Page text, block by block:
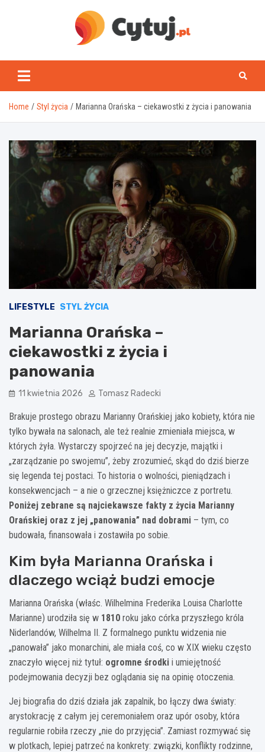
www.cytuj.pl
Home Styl życia Marianna Orańska – ciekawostki z życia i panowania
LIFESTYLE STYL ŻYCIA
Marianna Orańska –
ciekawostki z życia i
panowania
11 kwietnia 2026 Tomasz Radecki
Brakuje prostego obrazu Marianny Orańskiej jako kobiety, która nie
tylko bywała na salonach, ale też realnie zmieniała miejsca, w
których żyła. Wystarczy spojrzeć na jej decyzje, majątki i
„zarządzanie po swojemu”, żeby zrozumieć, skąd do dziś bierze
się legenda tej postaci. To historia o wolności, pieniądzach i
konsekwencjach – a nie o grzecznej księżniczce z portretu.
Poniżej zebrane są najciekawsze fakty z życia Marianny
Orańskiej oraz z jej „panowania” nad dobrami – tym, co
budowała, finansowała i zostawiła po sobie.
Kim była Marianna Orańska i
dlaczego wciąż budzi emocje
Marianna Orańska (właśc. Wilhelmina Frederika Louisa Charlotte
Marianne) urodziła się w 1810 roku jako córka przyszłego króla
Niderlandów, Wilhelma II. Z formalnego punktu widzenia nie
„panowała” jako monarchini, ale miała coś, co w XIX wieku często
znaczyło więcej niż tytuł: ogromne środki i umiejętność
podejmowania decyzji bez oglądania się na opinię otoczenia.
Jej biografia do dziś działa jak zapalnik, bo łączy dwa światy:
arystokrację z całym jej ceremoniałem oraz upór osoby, która
regularnie robiła rzeczy „nie do przyjęcia”. Zamiast rozmywać się
w plotkach, lepiej patrzeć na konkrety: związki, konflikty rodzinne,